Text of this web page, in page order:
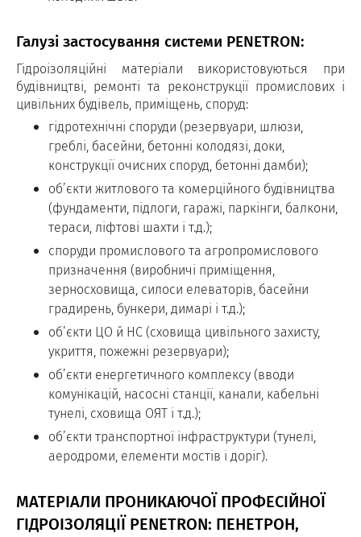
Галузі застосування системи PENETRON:
Гідроізоляційні матеріали використовуються при
будівництві, ремонті та реконструкції промислових і
цивільних будівель, приміщень, споруд:
гідротехнічні споруди (резервуари, шлюзи,
греблі, басейни, бетонні колодязі, доки,
конструкції очисних споруд, бетонні дамби);
об’єкти житлового та комерційного будівництва
(фундаменти, підлоги, гаражі, паркінги, балкони,
тераси, ліфтові шахти і т.д.);
споруди промислового та агропромислового
призначення (виробничі приміщення,
зерносховища, силоси елеваторів, басейни
градирень, бункери, димарі і т.д.);
об’єкти ЦО й НС (сховища цивільного захисту,
укриття, пожежні резервуари);
об’єкти енергетичного комплексу (вводи
комунікацій, насосні станції, канали, кабельні
тунелі, сховища ОЯТ і т.д.);
об’єкти транспортної інфраструктури (тунелі,
аеродроми, елементи мостів і доріг).
МАТЕРІАЛИ ПРОНИКАЮЧОЇ ПРОФЕСІЙНОЇ
ГІДРОІЗОЛЯЦІЇ PENETRON: ПЕНЕТРОН,